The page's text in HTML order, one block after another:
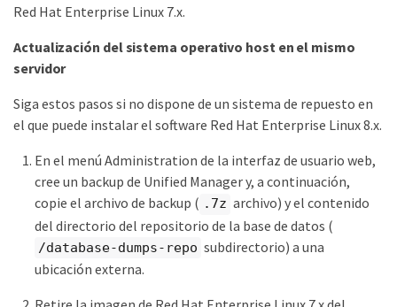
Red Hat Enterprise Linux 7.x.
Actualización del sistema operativo host en el mismo
servidor
Siga estos pasos si no dispone de un sistema de repuesto en
el que puede instalar el software Red Hat Enterprise Linux 8.x.
En el menú Administration de la interfaz de usuario web,
cree un backup de Unified Manager y, a continuación,
copie el archivo de backup ( .7z archivo) y el contenido
del directorio del repositorio de la base de datos (
/database-dumps-repo subdirectorio) a una
ubicación externa.